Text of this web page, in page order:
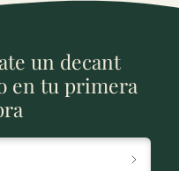
un decant
en tu primera